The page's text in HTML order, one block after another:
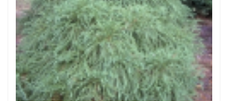
Japanse cipres
Cryptomeria japonica 'Globosa'